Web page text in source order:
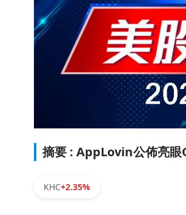
摘要 : AppLovin公佈亮眼
KHC+2.35%